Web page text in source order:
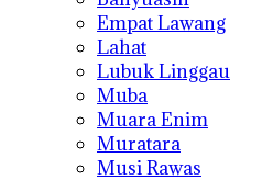
Empat Lawang
Lahat
Lubuk Linggau
Muba
Muara Enim
Muratara
Musi Rawas